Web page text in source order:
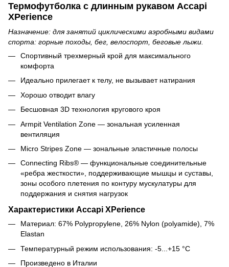
Термофутболка с длинным рукавом Accapi
XPerience
Назначение: для занятий циклическими аэробными видами
спорта: горные походы, бег, велоспорт, беговые лыжи.
Спортивный трехмерный крой для максимального
комфорта
Идеально прилегает к телу, не вызывает натирания
Хорошо отводит влагу
Бесшовная 3D технология кругового кроя
Armpit Ventilation Zone — зональная усиленная
вентиляция
Micro Stripes Zone — зональные эластичные полосы
Connecting Ribs® — функциональные соединительные
«ребра жесткости», поддерживающие мышцы и суставы,
зоны особого плетения по контуру мускулатуры для
поддержания и снятия нагрузок
Характеристики Accapi XPerience
Материал: 67% Polypropylene, 26% Nylon (polyamide), 7%
Elastan
Температурный режим использования: -5...+15 °C
Произведено в Италии